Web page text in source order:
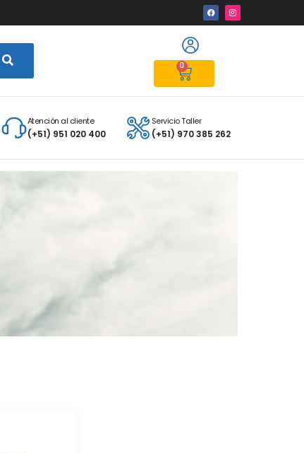
0
Atención al cliente
(+51) 951 020 400
Servicio Taller
(+51) 970 385 262